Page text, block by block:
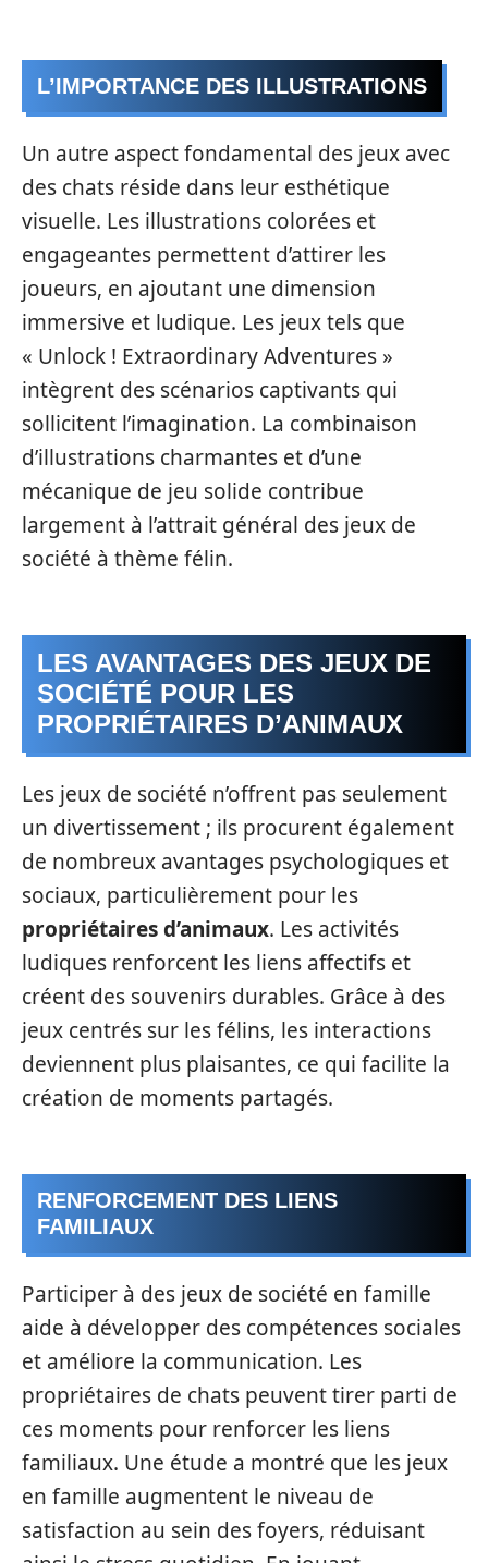
L’IMPORTANCE DES ILLUSTRATIONS
Un autre aspect fondamental des jeux avec
des chats réside dans leur esthétique
visuelle. Les illustrations colorées et
engageantes permettent d’attirer les
joueurs, en ajoutant une dimension
immersive et ludique. Les jeux tels que
« Unlock ! Extraordinary Adventures »
intègrent des scénarios captivants qui
sollicitent l’imagination. La combinaison
d’illustrations charmantes et d’une
mécanique de jeu solide contribue
largement à l’attrait général des jeux de
société à thème félin.
LES AVANTAGES DES JEUX DE
SOCIÉTÉ POUR LES
PROPRIÉTAIRES D’ANIMAUX
Les jeux de société n’offrent pas seulement
un divertissement ; ils procurent également
de nombreux avantages psychologiques et
sociaux, particulièrement pour les
propriétaires d’animaux. Les activités
ludiques renforcent les liens affectifs et
créent des souvenirs durables. Grâce à des
jeux centrés sur les félins, les interactions
deviennent plus plaisantes, ce qui facilite la
création de moments partagés.
RENFORCEMENT DES LIENS
FAMILIAUX
Participer à des jeux de société en famille
aide à développer des compétences sociales
et améliore la communication. Les
propriétaires de chats peuvent tirer parti de
ces moments pour renforcer les liens
familiaux. Une étude a montré que les jeux
en famille augmentent le niveau de
satisfaction au sein des foyers, réduisant